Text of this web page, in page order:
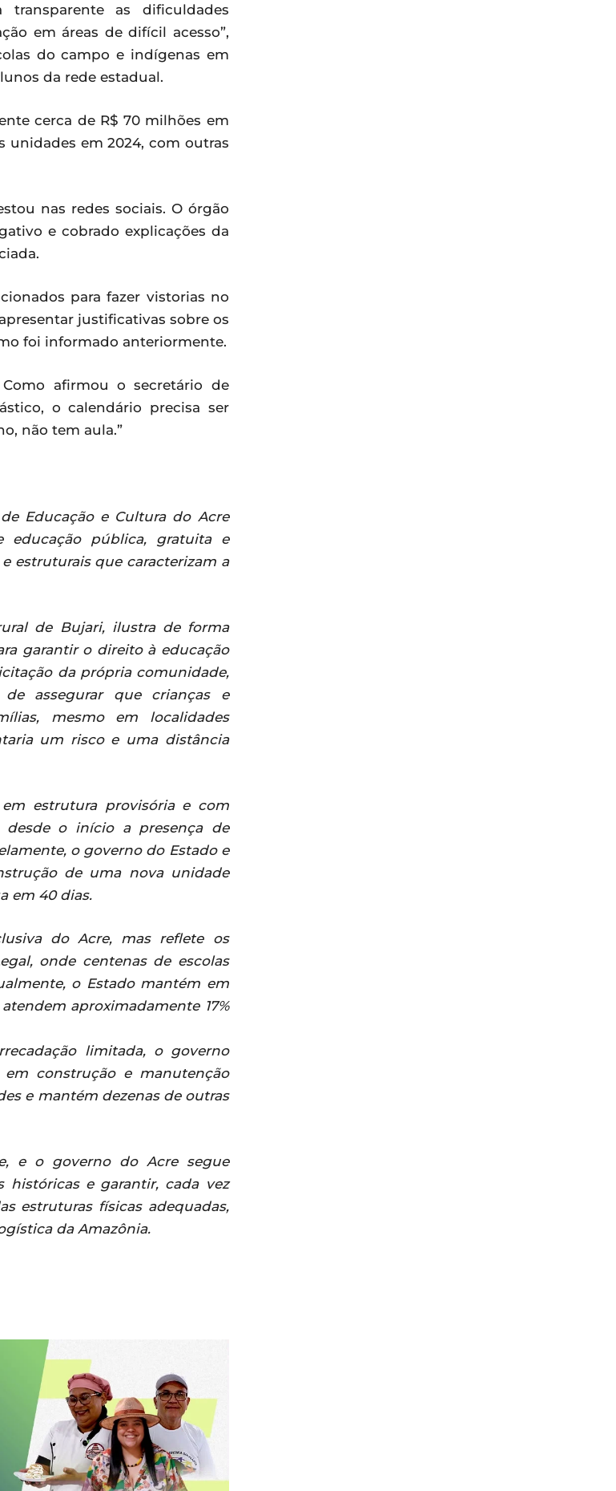
as dificuldades
em áreas de difícil acesso”,
do campo e indígenas em
da rede estadual.
cerca de R$ 70 milhões em
unidades em 2024, com outras
nas redes sociais. O órgão
e cobrado explicações da
para fazer vistorias no
justificativas sobre os
foi informado anteriormente.
afirmou o secretário de
o calendário precisa ser
não tem aula.”
Educação e Cultura do Acre
educação pública, gratuita e
estruturais que caracterizam a
de Bujari, ilustra de forma
garantir o direito à educação
da própria comunidade,
assegurar que crianças e
mesmo em localidades
um risco e uma distância
estrutura provisória e com
desde o início a presença de
o governo do Estado e
de uma nova unidade
em 40 dias.
do Acre, mas reflete os
onde centenas de escolas
o Estado mantém em
aproximadamente 17%
limitada, o governo
construção e manutenção
e mantém dezenas de outras
e o governo do Acre segue
históricas e garantir, cada vez
estruturas físicas adequadas,
da Amazônia.